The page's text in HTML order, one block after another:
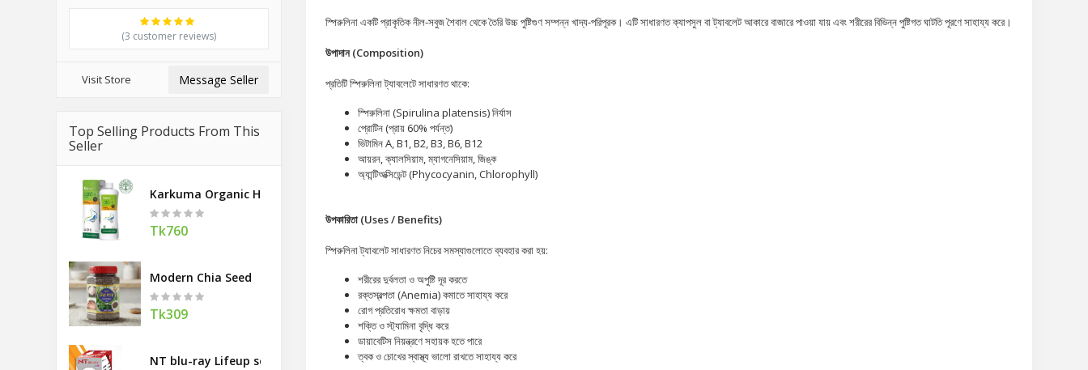
(3 customer reviews)
Visit Store Message Seller
Top Selling Products From This
Seller
Karkuma Organic Healthy Gut 400 ML
Tk760
Modern Chia Seed
Tk309
NT blu-ray Lifeup series Bulb
স্পিরুলিনা একটি প্রাকৃতিক নীল-সবুজ শৈবাল থেকে তৈরি উচ্চ পুষ্টিগুণ সম্পন্ন খাদ্য-পরিপূরক। এটি সাধারণত ক্যাপসুল বা ট্যাবলেট আকারে বাজারে পাওয়া যায় এবং শরীরের বিভিন্ন পুষ্টিগত ঘাটতি পূরণে সাহায্য করে।
উপাদান (Composition)
প্রতিটি স্পিরুলিনা ট্যাবলেটে সাধারণত থাকে:
স্পিরুলিনা (Spirulina platensis) নির্যাস
প্রোটিন (প্রায় 60% পর্যন্ত)
ভিটামিন A, B1, B2, B3, B6, B12
আয়রন, ক্যালসিয়াম, ম্যাগনেসিয়াম, জিঙ্ক
অ্যান্টিঅক্সিডেন্ট (Phycocyanin, Chlorophyll)
উপকারিতা (Uses / Benefits)
স্পিরুলিনা ট্যাবলেট সাধারণত নিচের সমস্যাগুলোতে ব্যবহার করা হয়:
শরীরের দুর্বলতা ও অপুষ্টি দূর করতে
রক্তস্বল্পতা (Anemia) কমাতে সাহায্য করে
রোগ প্রতিরোধ ক্ষমতা বাড়ায়
শক্তি ও স্ট্যামিনা বৃদ্ধি করে
ডায়াবেটিস নিয়ন্ত্রণে সহায়ক হতে পারে
ত্বক ও চোখের স্বাস্থ্য ভালো রাখতে সাহায্য করে